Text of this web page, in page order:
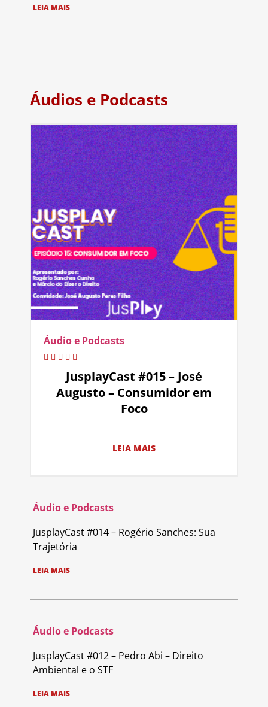
LEIA MAIS
Áudios e Podcasts
Áudio e Podcasts
JusplayCast #015 – José
Augusto – Consumidor em
Foco
LEIA MAIS
Áudio e Podcasts
JusplayCast #014 – Rogério Sanches: Sua
Trajetória
LEIA MAIS
Áudio e Podcasts
JusplayCast #012 – Pedro Abi – Direito
Ambiental e o STF
LEIA MAIS